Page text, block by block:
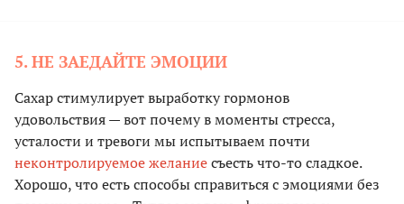
5. НЕ ЗАЕДАЙТЕ ЭМОЦИИ
Сахар стимулирует выработку гормонов
удовольствия — вот почему в моменты стресса,
усталости и тревоги мы испытываем почти
неконтролируемое желаниесъесть что-то сладкое.
Хорошо, что есть способы справиться с эмоциями без